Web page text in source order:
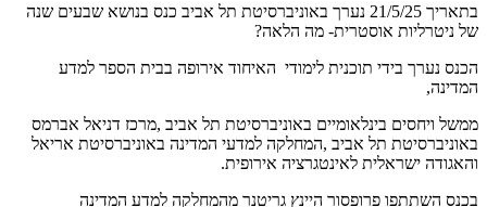
בתאריך 21/5/25 נערך באוניברסיטת תל אביב כנס בנושא שבעים שנה
של ניטרליות אוסטרית- מה הלאה?
הכנס נערך בידי תוכנית לימודי האיחוד אירופה בבית הספר למדע
המדינה,
ממשל ויחסים בינלאומיים באוניברסיטת תל אביב ,מרכז דניאל אברמס
באוניברסיטת תל אביב ,המחלקה למדעי המדינה באוניברסיטת אריאל
והאגודה ישראלית לאינטגרציה אירופית.
בכנס השתתפו פרופסור היינץ גריטנר מהמחלקה למדע המדינה